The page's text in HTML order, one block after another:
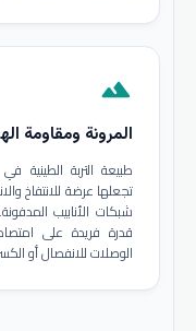
terrain
المرونة ومقاومة
طبيعة التربة الطينية
تجعلها عرضة
قدرة فريدة على
الوصلات للانفصال أو